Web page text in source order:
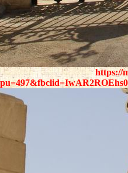
https://